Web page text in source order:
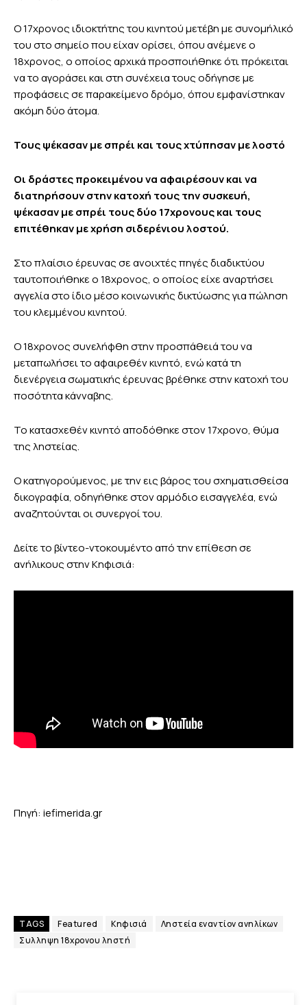
Ο 17χρονος ιδιοκτήτης του κινητού μετέβη με συνομήλικό
του στο σημείο που είχαν ορίσει, όπου ανέμενε ο
18χρονος, ο οποίος αρχικά προσποιήθηκε ότι πρόκειται
να το αγοράσει και στη συνέχεια τους οδήγησε με
προφάσεις σε παρακείμενο δρόμο, όπου εμφανίστηκαν
ακόμη δύο άτομα.
Τους ψέκασαν με σπρέι και τους χτύπησαν με λοστό
Οι δράστες προκειμένου να αφαιρέσουν και να
διατηρήσουν στην κατοχή τους την συσκευή,
ψέκασαν με σπρέι τους δύο 17χρονους και τους
επιτέθηκαν με χρήση σιδερένιου λοστού.
Στο πλαίσιο έρευνας σε ανοιχτές πηγές διαδικτύου
ταυτοποιήθηκε ο 18χρονος, ο οποίος είχε αναρτήσει
αγγελία στο ίδιο μέσο κοινωνικής δικτύωσης για πώληση
του κλεμμένου κινητού.
Ο 18χρονος συνελήφθη στην προσπάθειά του να
μεταπωλήσει το αφαιρεθέν κινητό, ενώ κατά τη
διενέργεια σωματικής έρευνας βρέθηκε στην κατοχή του
ποσότητα κάνναβης.
Το κατασχεθέν κινητό αποδόθηκε στον 17χρονο, θύμα
της ληστείας.
Ο κατηγορούμενος, με την εις βάρος του σχηματισθείσα
δικογραφία, οδηγήθηκε στον αρμόδιο εισαγγελέα, ενώ
αναζητούνται οι συνεργοί του.
Δείτε το βίντεο-ντοκουμέντο από την επίθεση σε
ανήλικους στην Κηφισιά:
Πηγή: iefimerida.gr
TAGS Featured Κηφισιά
Ληστεία εναντίον ανηλίκων
Συλληψη 18χρονου ληστή